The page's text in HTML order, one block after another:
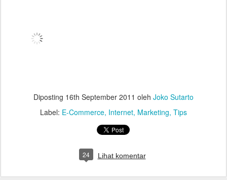
Diposting 16th September 2011 oleh Joko Sutarto
Label: E-Commerce Internet Marketing Tips
24 Lihat komentar